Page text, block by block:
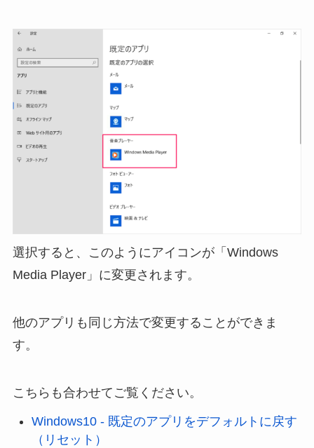
選択すると、このようにアイコンが「Windows
Media Player」に変更されます。
他のアプリも同じ方法で変更することができま
す。
こちらも合わせてご覧ください。
Windows10 - 既定のアプリをデフォルトに戻す
（リセット）